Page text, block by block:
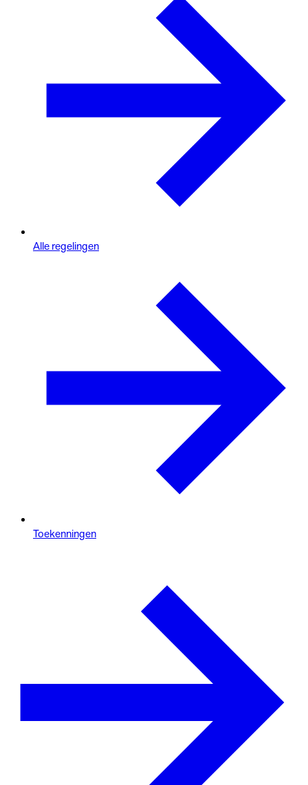
Alle regelingen
Toekenningen